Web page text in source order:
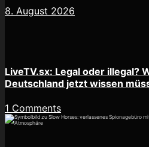
8. August 2026
LiveTV.sx: Legal oder illegal?
Deutschland jetzt wissen
1 Comments